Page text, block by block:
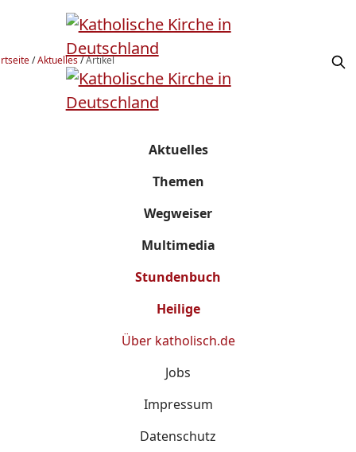
/Aktuelles/Artikel
Aktuelles
Themen
Wegweiser
Multimedia
Stundenbuch
Heilige
Über katholisch.de
Jobs
Impressum
Datenschutz